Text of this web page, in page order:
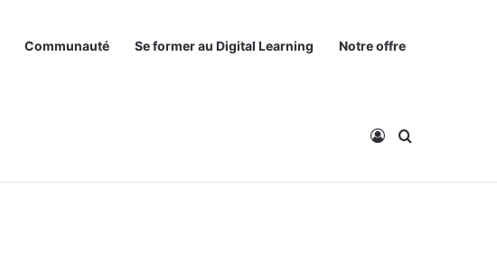
Communauté Se former au Digital Learning Notre offre
Connexion
Rechercher